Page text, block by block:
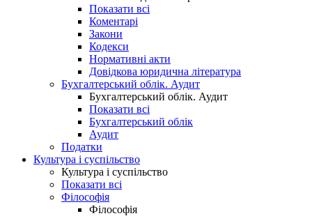
Показати всі
Коментарі
Закони
Кодекси
Нормативні акти
Довідкова юридична література
Бухгалтерський облік. Аудит
Бухгалтерський облік. Аудит
Показати всі
Бухгалтерський облік
Аудит
Податки
Культура і суспільство
Культура і суспільство
Показати всі
Філософія
Філософія